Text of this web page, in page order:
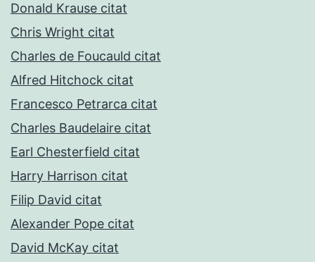
Donald Krause citat
Chris Wright citat
Charles de Foucauld citat
Alfred Hitchock citat
Francesco Petrarca citat
Charles Baudelaire citat
Earl Chesterfield citat
Harry Harrison citat
Filip David citat
Alexander Pope citat
David McKay citat